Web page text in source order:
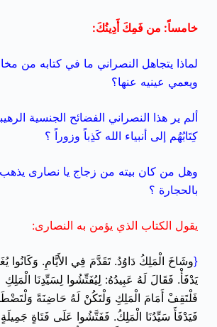
خامساً: من فَمِكَ أَدِينُكَ:
لماذا يتجاهل النصراني ما في كتابه من
ويعمي عينيه عنها؟
ألم ير هذا النصراني الفضائح الجنسية
كِتَابُهُم إلى أنبياء الله كَذِباً وزوراً ؟
وهل من كان بيته من زجاج يا نصارى
بالحجارة ؟
يقول الكتاب الذي يؤمن به النصارى:
{وشَاخَ الْمَلِكُ دَاوُدُ. تَقَدَّمَ فِي الأَيَّامِ. وَكَانُوا
يَدْفَأْ. فَقَالَ لَهُ عَبِيدُهُ: لِيُفَتِّشُوا لِسَيِّدِنَا
فَلْتَقِفْ أَمَامَ الْمَلِكِ وَلْتَكُنْ لَهُ حَاضِنَةً
فَيَدْفَأَ سَيِّدُنَا الْمَلِكُ. فَفَتَّشُوا عَلَى فَتَاةٍ